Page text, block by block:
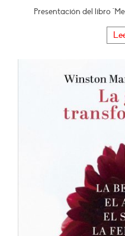
Presentación del libro